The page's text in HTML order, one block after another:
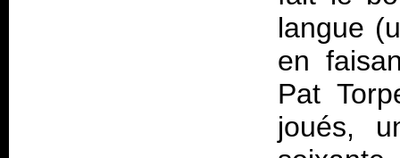
langue
en
Pat
joués,